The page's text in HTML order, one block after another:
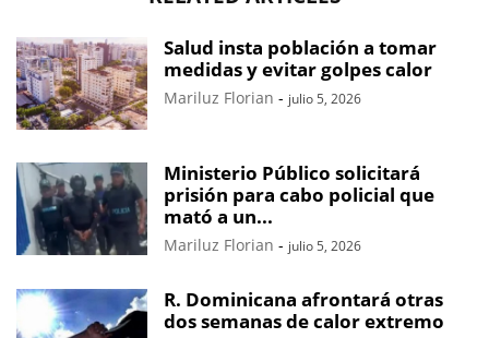
Salud insta población a tomar
medidas y evitar golpes calor
Mariluz Florian - julio 5, 2026
Ministerio Público solicitará
prisión para cabo policial que
mató a un...
Mariluz Florian - julio 5, 2026
R. Dominicana afrontará otras
dos semanas de calor extremo